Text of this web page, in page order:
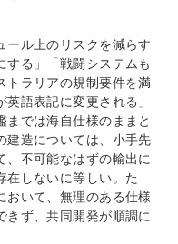
ール上のリスクを減らす
する」「戦闘システムも
トラリアの規制要件を満
語表記に変更される」
までは海自仕様のままと
建造については、小手先
、不可能なはずの輸出に
在しないに等しい。た
おいて、無理のある仕様
きず、共同開発が順調に